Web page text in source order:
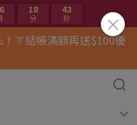
18
分
43
秒
👔結帳滿額再送$100優